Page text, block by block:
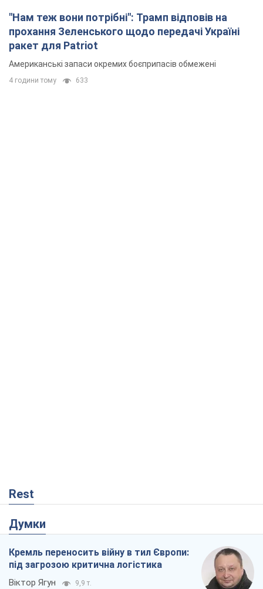
"Нам теж вони потрібні": Трамп відповів на
прохання Зеленського щодо передачі Україні
ракет для Patriot
Американські запаси окремих боєприпасів обмежені
4 години тому 633
Rest
Думки
Кремль переносить війну в тил Європи:
під загрозою критична логістика
Віктор Ягун 9,9 т.